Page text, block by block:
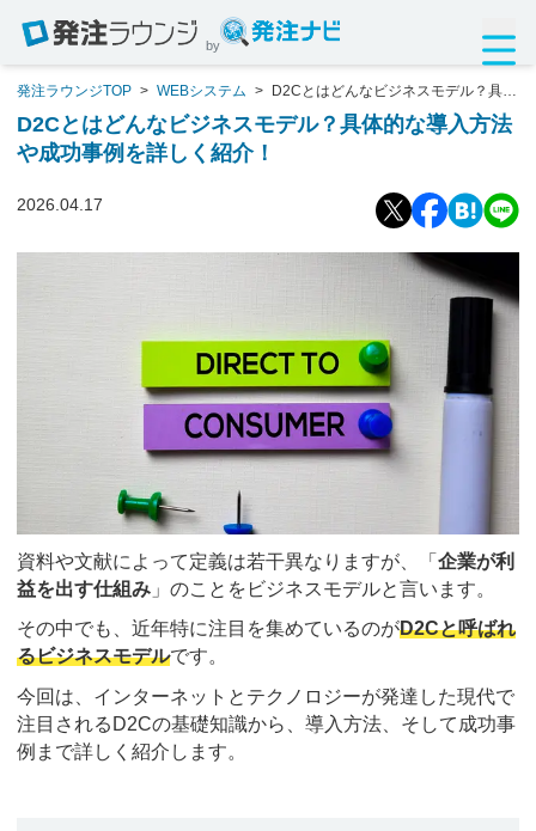
by
発注ラウンジTOP > WEBシステム >
D2Cとはどんなビジネスモデル？具体
的な導入方法や成功事例を詳しく紹介！
D2Cとはどんなビジネスモデル？具体的な導入方法
や成功事例を詳しく紹介！
2026.04.17
資料や文献によって定義は若干異なりますが、「 企業が利
益を出す仕組み 」のことをビジネスモデルと言います。
その中でも、近年特に注目を集めているのがD2Cと呼ばれ
るビジネスモデルです。
今回は、インターネットとテクノロジーが発達した現代で
注目されるD2Cの基礎知識から、導入方法、そして成功事
例まで詳しく紹介します。